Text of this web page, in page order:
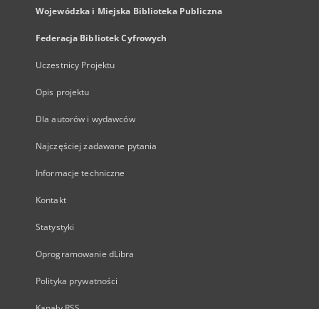
Wojewódzka i Miejska Biblioteka Publiczna
Federacja Bibliotek Cyfrowych
Uczestnicy Projektu
Opis projektu
Dla autorów i wydawców
Najczęściej zadawane pytania
Informacje techniczne
Kontakt
Statystyki
Oprogramowanie dLibra
Polityka prywatności